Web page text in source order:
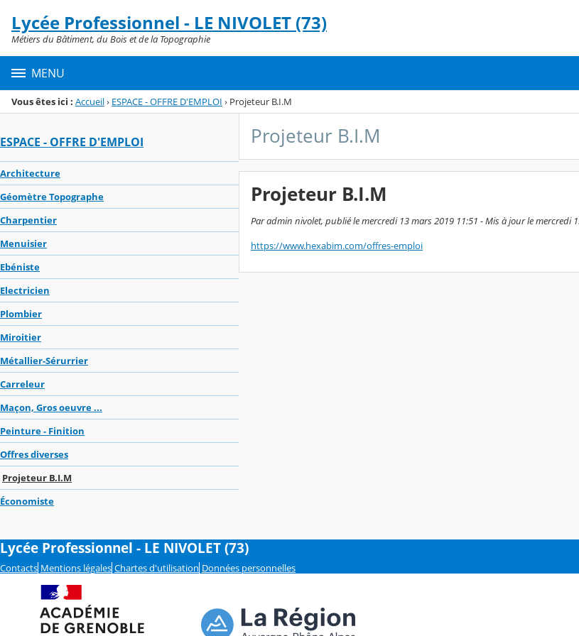
Menu de la rubrique
Contenu
Lycée Professionnel - LE NIVOLET (73)
Métiers du Bâtiment, du Bois et de la Topographie
MENU
Vous êtes ici : Accueil› ESPACE - OFFRE D'EMPLOI › Projeteur B.I.M
ESPACE - OFFRE D'EMPLOI
Architecture
Géomètre Topographe
Charpentier
Menuisier
Ebéniste
Electricien
Plombier
Miroitier
Métallier-Sérurrier
Carreleur
Maçon, Gros oeuvre ...
Peinture - Finition
Offres diverses
Projeteur B.I.M
Économiste
Projeteur B.I.M
Projeteur B.I.M
Par admin nivolet, publié le mercredi 13 mars 2019 11:51 - Mis à jour le mercredi
https://www.hexabim.com/offres-emploi
Lycée Professionnel - LE NIVOLET (73)
Contacts Mentions légales Chartes d'utilisation Données personnelles